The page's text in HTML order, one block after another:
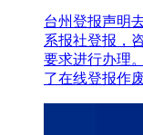
台州登报声明
系报社登报，
要求进行办理
了在线登报作